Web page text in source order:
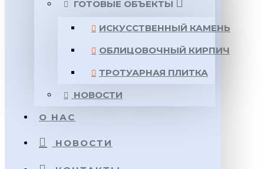
ГОТОВЫЕ ОБЪЕКТЫ
ИСКУССТВЕННЫЙ КАМЕНЬ
ОБЛИЦОВОЧНЫЙ КИРПИЧ
ТРОТУАРНАЯ ПЛИТКА
НОВОСТИ
О НАС
НОВОСТИ